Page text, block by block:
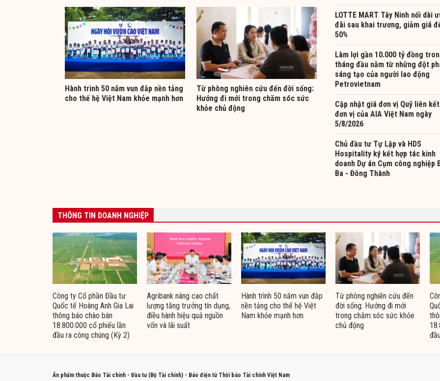
Hành trình 50 năm vun đắp nền tảng
cho thế hệ Việt Nam khỏe mạnh hơn
Từ phòng nghiên cứu đến đời sống:
Hướng đi mới trong chăm sóc sức
khỏe chủ động
LOTTE MART Tây Ninh nối dài
đãi sau khai trương, giảm giá
50%
Làm lợi gần 10.000 tỷ đồng
tháng đầu năm từ những đột
sáng tạo của người lao động
Petrovietnam
Cập nhật giá đơn vị Quỹ liên kết
đơn vị của AIA Việt Nam ngày
5/8/2026
Chủ đầu tư Tự Lập và HDS
Hospitality ký kết hợp tác kinh
doanh Dự án Cụm công nghiệp
Ba - Đông Thành
THÔNG TIN DOANH NGHIỆP
Công ty Cổ phần Đầu tư
Quốc tế Hoàng Anh Gia Lai
thông báo chào bán
18.800.000 cổ phiếu lần
đầu ra công chúng (Kỳ 2)
Agribank nâng cao chất
lượng tăng trưởng tín dụng,
điều hành hiệu quả nguồn
vốn và lãi suất
Hành trình 50 năm vun đắp
nền tảng cho thế hệ Việt
Nam khỏe mạnh hơn
Từ phòng nghiên cứu đến
đời sống: Hướng đi mới
trong chăm sóc sức khỏe
chủ động
Ấn phẩm thuộc Báo Tài chính - Đầu tư (Bộ Tài chính) - Báo điện tử Thời báo Tài chính Việt Nam